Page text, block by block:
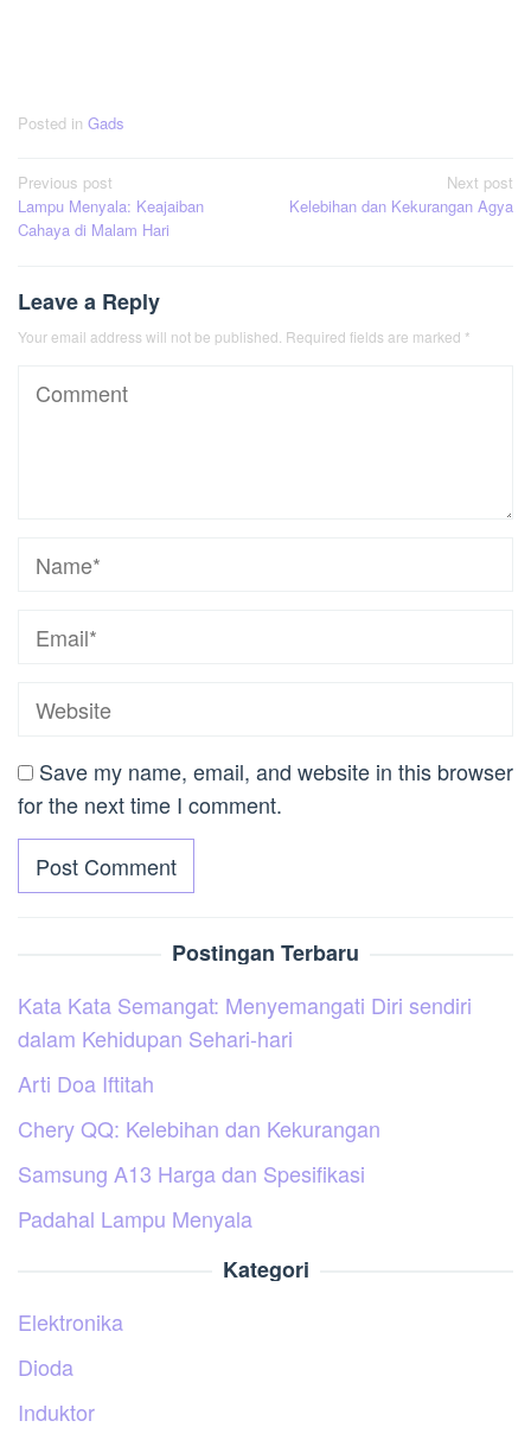
Posted in Gads
Post
navigation
Previous post
Lampu Menyala: Keajaiban
Cahaya di Malam Hari
Next post
Kelebihan dan Kekurangan Agya
Leave a Reply
Your email address will not be published. Required fields are marked *
Save my name, email, and website in this browser
for the next time I comment.
Postingan Terbaru
Kata Kata Semangat: Menyemangati Diri sendiri
dalam Kehidupan Sehari-hari
Arti Doa Iftitah
Chery QQ: Kelebihan dan Kekurangan
Samsung A13 Harga dan Spesifikasi
Padahal Lampu Menyala
Kategori
Elektronika
Dioda
Induktor